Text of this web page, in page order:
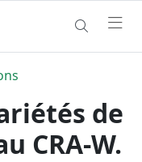
de
CRA-W.